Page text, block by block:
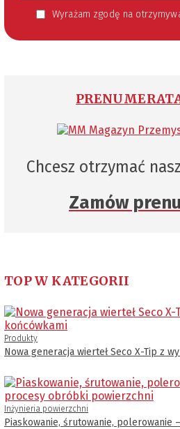
Wyrażam zgodę na otrzymywanie informacji handlowej kierowanej do mnie za pomocą środków komunikacji elektronicznej w szczególności poczty elektronicznej zgodnie z przepisem art. 10 ust 2 ustawy z dnia 18 lipca 2002 roku o świadczeniu usług drogą elektroniczną (Dz. U. 144 z 2002 r. poz. 1204).
Chcesz otrzymać
Zamów
TOP W KATEGORII
Produkty
Nowa generacja wierteł Seco X-Tip z
Inżynieria powierzchni
Piaskowanie, śrutowanie, polerowanie